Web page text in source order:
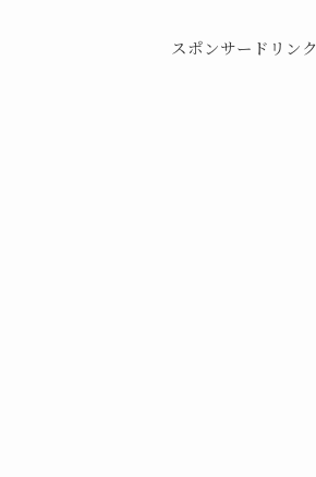
スポンサードリンク